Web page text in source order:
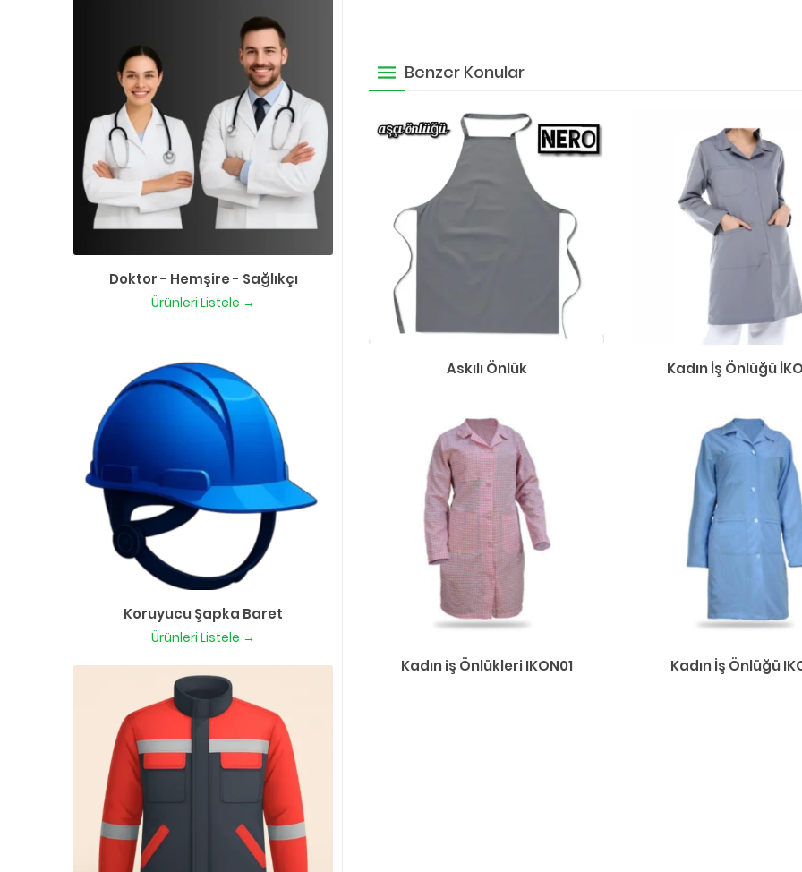
Benzer Konular
Askılı Önlük Kadın İş Önlüğü
Kadın iş Önlükleri IKON01 Kadın İş Önlüğü
Doktor - Hemşire - Sağlıkçı
Ürünleri Listele →
Koruyucu Şapka Baret
Ürünleri Listele →